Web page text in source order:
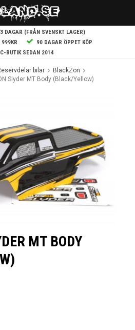
DAGAR (FRÅN SVENSKT LAGER)
999KR
90 DAGAR ÖPPET KÖP
BUTIK SEDAN 2014
bilar
BlackZon
Slyder MT Body (Black/Yellow)
MT BODY